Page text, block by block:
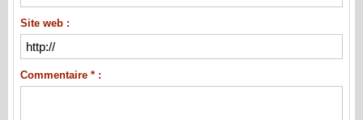
Site web :
Commentaire * :